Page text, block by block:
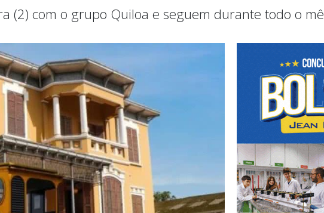
(2) com o grupo Quiloa e seguem durante todo o